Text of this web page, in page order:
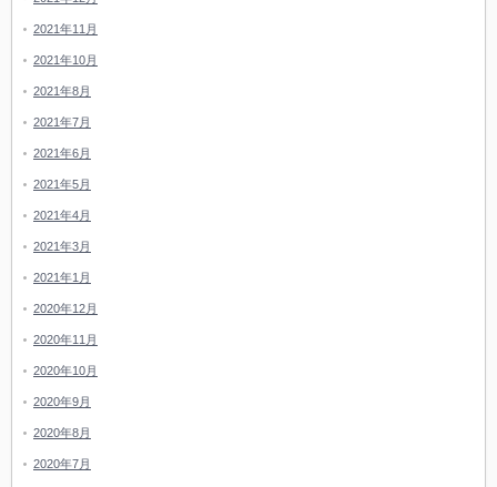
2021年11月
2021年10月
2021年8月
2021年7月
2021年6月
2021年5月
2021年4月
2021年3月
2021年1月
2020年12月
2020年11月
2020年10月
2020年9月
2020年8月
2020年7月